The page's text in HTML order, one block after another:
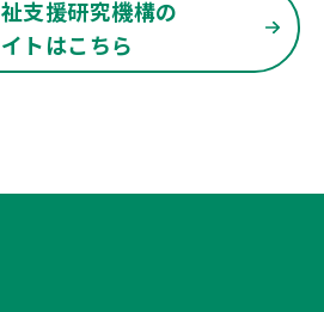
支援研究機構の
トはこちら